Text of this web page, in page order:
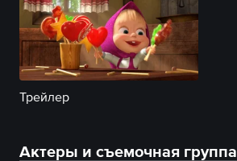
Трейлер
Актеры и съемочная группа